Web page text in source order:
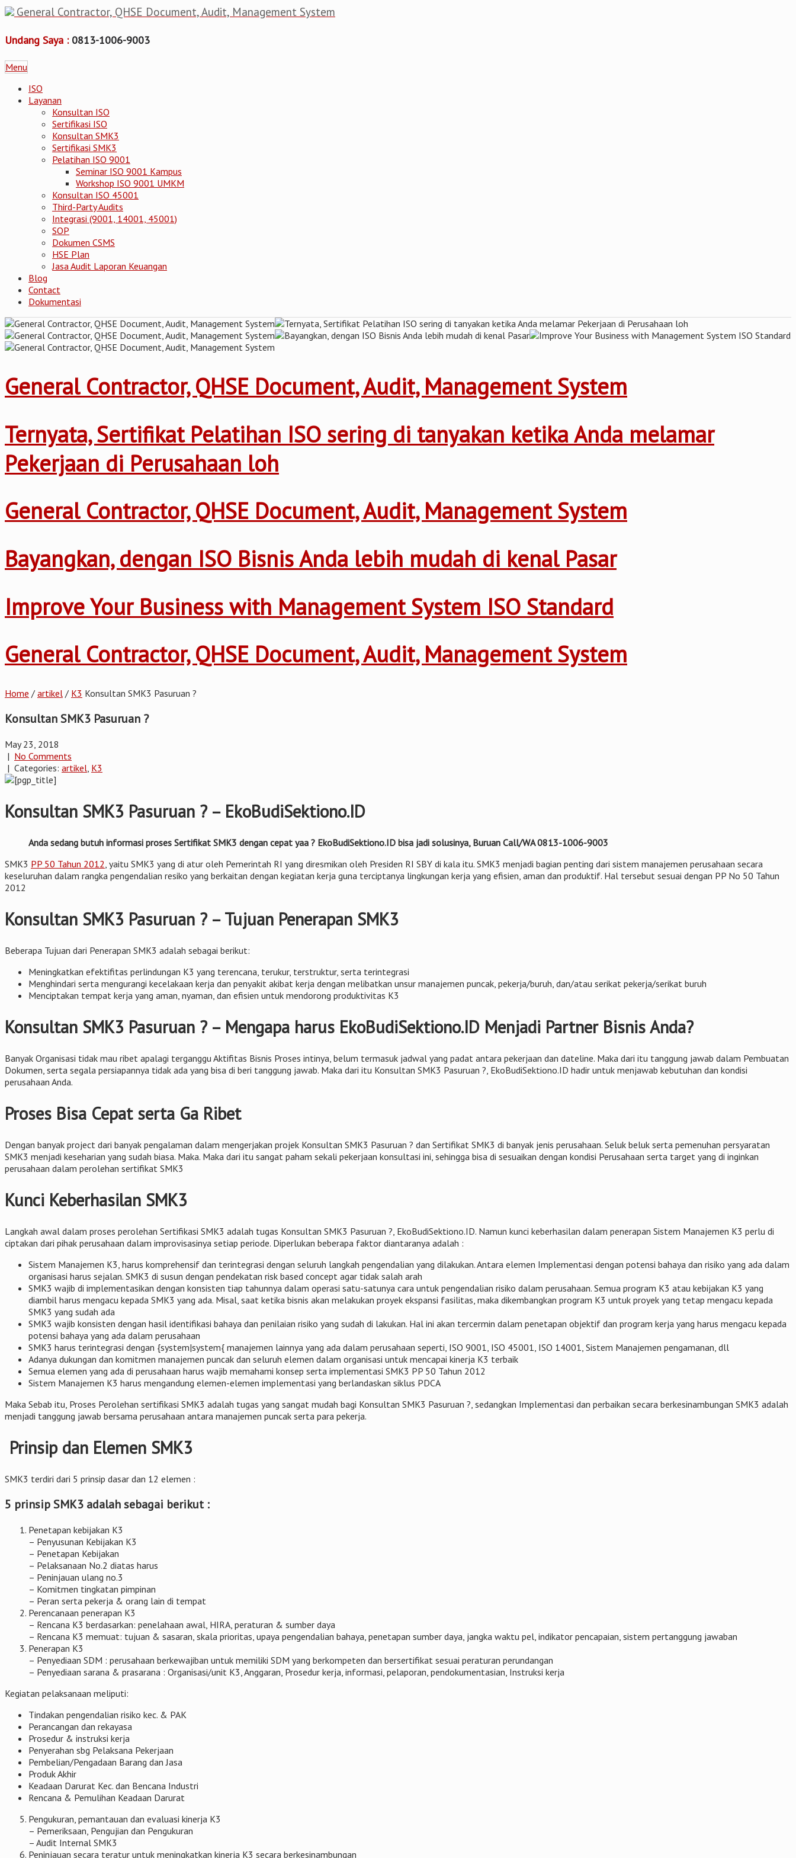
General Contractor, QHSE Document, Audit, Management System
Undang Saya : 0813-1006-9003
Menu
ISO
Layanan
Konsultan ISO
Sertifikasi ISO
Konsultan SMK3
Sertifikasi SMK3
Pelatihan ISO 9001
Seminar ISO 9001 Kampus
Workshop ISO 9001 UMKM
Konsultan ISO 45001
Third-Party Audits
Integrasi (9001, 14001, 45001)
SOP
Dokumen CSMS
HSE Plan
Jasa Audit Laporan Keuangan
Blog
Contact
Dokumentasi
General Contractor, QHSE Document, Audit, Management System
Ternyata, Sertifikat Pelatihan ISO sering di tanyakan ketika Anda melamar
Pekerjaan di Perusahaan loh
General Contractor, QHSE Document, Audit, Management System
Bayangkan, dengan ISO Bisnis Anda lebih mudah di kenal Pasar
Improve Your Business with Management System ISO Standard
General Contractor, QHSE Document, Audit, Management System
Home / artikel / K3 Konsultan SMK3 Pasuruan ?
Konsultan SMK3 Pasuruan ?
May 23, 2018
| No Comments
| Categories: artikel K3
Konsultan SMK3 Pasuruan ? – EkoBudiSektiono.ID
Anda sedang butuh informasi proses Sertifikat SMK3 dengan cepat yaa ? EkoBudiSektiono.ID bisa jadi solusinya, Buruan Call/WA 0813-1006-9003
SMK3 PP 50 Tahun 2012 , yaitu SMK3 yang di atur oleh Pemerintah RI yang diresmikan oleh Presiden RI SBY di kala itu. SMK3 menjadi bagian penting dari sistem manajemen perusahaan secara
keseluruhan dalam rangka pengendalian resiko yang berkaitan dengan kegiatan kerja guna terciptanya lingkungan kerja yang efisien, aman dan produktif. Hal tersebut sesuai dengan PP No 50 Tahun
2012
Konsultan SMK3 Pasuruan ? – Tujuan Penerapan SMK3
Beberapa Tujuan dari Penerapan SMK3 adalah sebagai berikut:
Meningkatkan efektifitas perlindungan K3 yang terencana, terukur, terstruktur, serta terintegrasi
Menghindari serta mengurangi kecelakaan kerja dan penyakit akibat kerja dengan melibatkan unsur manajemen puncak, pekerja/buruh, dan/atau serikat pekerja/serikat buruh
Menciptakan tempat kerja yang aman, nyaman, dan efisien untuk mendorong produktivitas K3
Konsultan SMK3 Pasuruan ? – Mengapa harus EkoBudiSektiono.ID Menjadi Partner Bisnis Anda?
Banyak Organisasi tidak mau ribet apalagi terganggu Aktifitas Bisnis Proses intinya, belum termasuk jadwal yang padat antara pekerjaan dan dateline. Maka dari itu tanggung jawab dalam Pembuatan
Dokumen, serta segala persiapannya tidak ada yang bisa di beri tanggung jawab. Maka dari itu Konsultan SMK3 Pasuruan ?, EkoBudiSektiono.ID hadir untuk menjawab kebutuhan dan kondisi
perusahaan Anda.
Proses Bisa Cepat serta Ga Ribet
Dengan banyak project dari banyak pengalaman dalam mengerjakan projek Konsultan SMK3 Pasuruan ? dan Sertifikat SMK3 di banyak jenis perusahaan. Seluk beluk serta pemenuhan persyaratan
SMK3 menjadi keseharian yang sudah biasa. Maka. Maka dari itu sangat paham sekali pekerjaan konsultasi ini, sehingga bisa di sesuaikan dengan kondisi Perusahaan serta target yang di inginkan
perusahaan dalam perolehan sertifikat SMK3
Kunci Keberhasilan SMK3
Langkah awal dalam proses perolehan Sertifikasi SMK3 adalah tugas Konsultan SMK3 Pasuruan ?, EkoBudiSektiono.ID. Namun kunci keberhasilan dalam penerapan Sistem Manajemen K3 perlu di
ciptakan dari pihak perusahaan dalam improvisasinya setiap periode. Diperlukan beberapa faktor diantaranya adalah :
Sistem Manajemen K3, harus komprehensif dan terintegrasi dengan seluruh langkah pengendalian yang dilakukan. Antara elemen Implementasi dengan potensi bahaya dan risiko yang ada dalam
organisasi harus sejalan. SMK3 di susun dengan pendekatan risk based concept agar tidak salah arah
SMK3 wajib di implementasikan dengan konsisten tiap tahunnya dalam operasi satu-satunya cara untuk pengendalian risiko dalam perusahaan. Semua program K3 atau kebijakan K3 yang
diambil harus mengacu kepada SMK3 yang ada. Misal, saat ketika bisnis akan melakukan proyek ekspansi fasilitas, maka dikembangkan program K3 untuk proyek yang tetap mengacu kepada
SMK3 yang sudah ada
SMK3 wajib konsisten dengan hasil identifikasi bahaya dan penilaian risiko yang sudah di lakukan. Hal ini akan tercermin dalam penetapan objektif dan program kerja yang harus mengacu kepada
potensi bahaya yang ada dalam perusahaan
SMK3 harus terintegrasi dengan {system|system{ manajemen lainnya yang ada dalam perusahaan seperti, ISO 9001, ISO 45001, ISO 14001, Sistem Manajemen pengamanan, dll
Adanya dukungan dan komitmen manajemen puncak dan seluruh elemen dalam organisasi untuk mencapai kinerja K3 terbaik
Semua elemen yang ada di perusahaan harus wajib memahami konsep serta implementasi SMK3 PP 50 Tahun 2012
Sistem Manajemen K3 harus mengandung elemen-elemen implementasi yang berlandaskan siklus PDCA
Maka Sebab itu, Proses Perolehan sertifikasi SMK3 adalah tugas yang sangat mudah bagi Konsultan SMK3 Pasuruan ?, sedangkan Implementasi dan perbaikan secara berkesinambungan SMK3 adalah
menjadi tanggung jawab bersama perusahaan antara manajemen puncak serta para pekerja.
Prinsip dan Elemen SMK3
SMK3 terdiri dari 5 prinsip dasar dan 12 elemen :
5 prinsip SMK3 adalah sebagai berikut :
Penetapan kebijakan K3
– Penyusunan Kebijakan K3
– Penetapan Kebijakan
– Pelaksanaan No.2 diatas harus
– Peninjauan ulang no.3
– Komitmen tingkatan pimpinan
– Peran serta pekerja & orang lain di tempat
Perencanaan penerapan K3
– Rencana K3 berdasarkan: penelahaan awal, HIRA, peraturan & sumber daya
– Rencana K3 memuat: tujuan & sasaran, skala prioritas, upaya pengendalian bahaya, penetapan sumber daya, jangka waktu pel, indikator pencapaian, sistem pertanggung jawaban
Penerapan K3
– Penyediaan SDM : perusahaan berkewajiban untuk memiliki SDM yang berkompeten dan bersertifikat sesuai peraturan perundangan
– Penyediaan sarana & prasarana : Organisasi/unit K3, Anggaran, Prosedur kerja, informasi, pelaporan, pendokumentasian, Instruksi kerja
Kegiatan pelaksanaan meliputi:
Tindakan pengendalian risiko kec. & PAK
Perancangan dan rekayasa
Prosedur & instruksi kerja
Penyerahan sbg Pelaksana Pekerjaan
Pembelian/Pengadaan Barang dan Jasa
Produk Akhir
Keadaan Darurat Kec. dan Bencana Industri
Rencana & Pemulihan Keadaan Darurat
Pengukuran, pemantauan dan evaluasi kinerja K3
– Pemeriksaan, Pengujian dan Pengukuran
– Audit Internal SMK3
Peninjauan secara teratur untuk meningkatkan kinerja K3 secara berkesinambungan